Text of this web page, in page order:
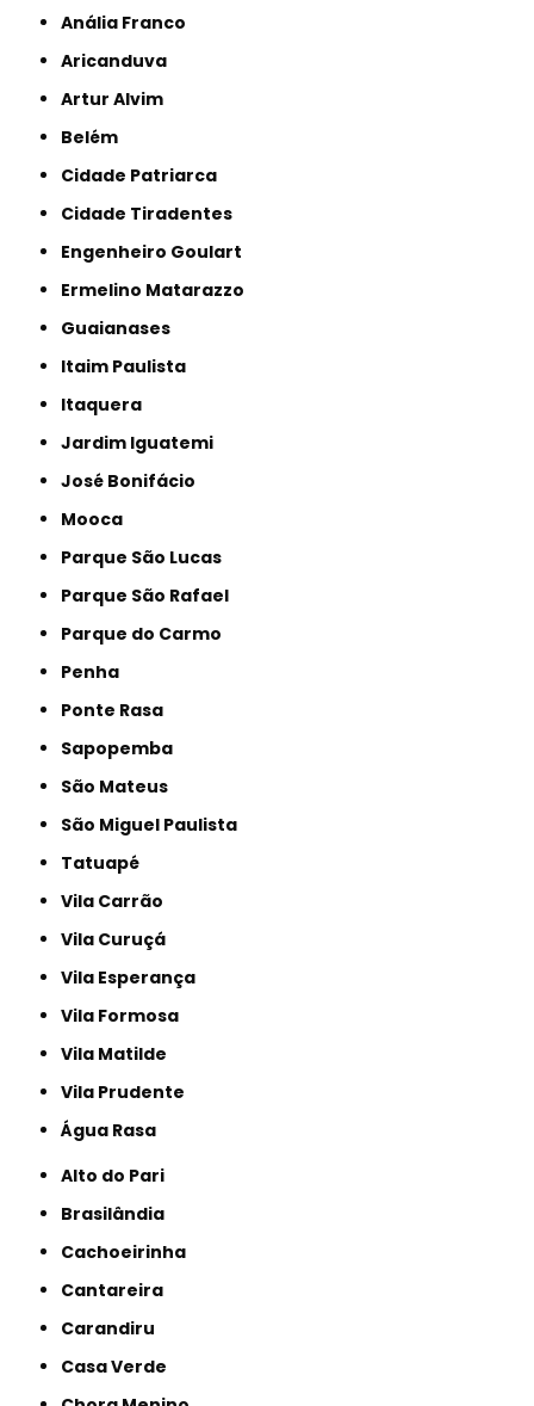
Anália Franco
Aricanduva
Artur Alvim
Belém
Cidade Patriarca
Cidade Tiradentes
Engenheiro Goulart
Ermelino Matarazzo
Guaianases
Itaim Paulista
Itaquera
Jardim Iguatemi
José Bonifácio
Mooca
Parque São Lucas
Parque São Rafael
Parque do Carmo
Penha
Ponte Rasa
Sapopemba
São Mateus
São Miguel Paulista
Tatuapé
Vila Carrão
Vila Curuçá
Vila Esperança
Vila Formosa
Vila Matilde
Vila Prudente
Água Rasa
Alto do Pari
Brasilândia
Cachoeirinha
Cantareira
Carandiru
Casa Verde